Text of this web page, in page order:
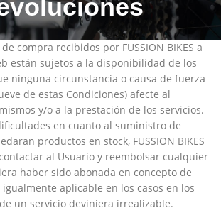
compra recibidos por FUSSION BIKES a
están sujetos a la disponibilidad de los
ninguna circunstancia o causa de fuerza
de estas Condiciones) afecte al
y/o a la prestación de los servicios.
en cuanto al suministro de
productos en stock, FUSSION BIKES
al Usuario y reembolsar cualquier
haber sido abonada en concepto de
aplicable en los casos en los
un servicio deviniera irrealizable.